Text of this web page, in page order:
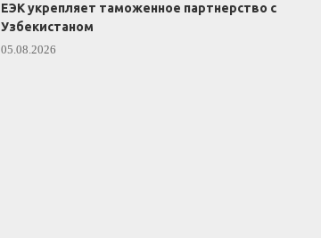
ЕЭК укрепляет таможенное партнерство с
Узбекистаном
05.08.2026